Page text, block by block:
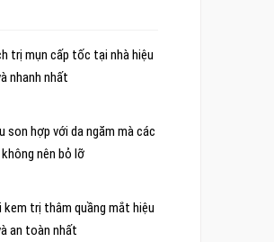
trị mụn cấp tốc tại nhà hiệu
nhanh nhất
son hợp với da ngăm mà các
nên bỏ lỡ
kem trị thâm quầng mắt hiệu
an toàn nhất